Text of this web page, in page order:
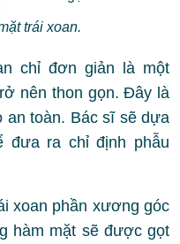
trái xoan.
chỉ đơn giản là một
nên thon gọn. Đây là
an toàn. Bác sĩ sẽ dựa
đưa ra chỉ định phẫu
xoan phần xương góc
hàm mặt sẽ được gọt